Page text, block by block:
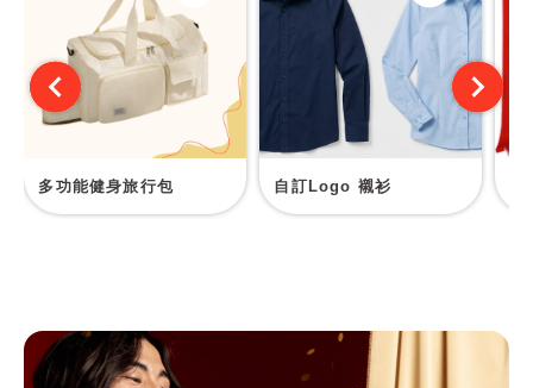
多功能健身旅行包 自訂Logo 襯衫